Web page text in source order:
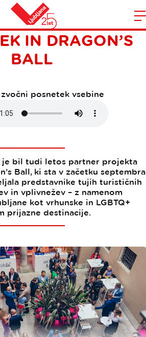
Domov
V LJUBLJANI
IN DRAGON’S
BALL
posnetek vsebine
je bil tudi letos partner projekta
Ball, ki sta v začetku septembra
predstavnike tujih turističnih
in vplivnežev – z namenom
kot vrhunske in LGBTQ+
prijazne destinacije.